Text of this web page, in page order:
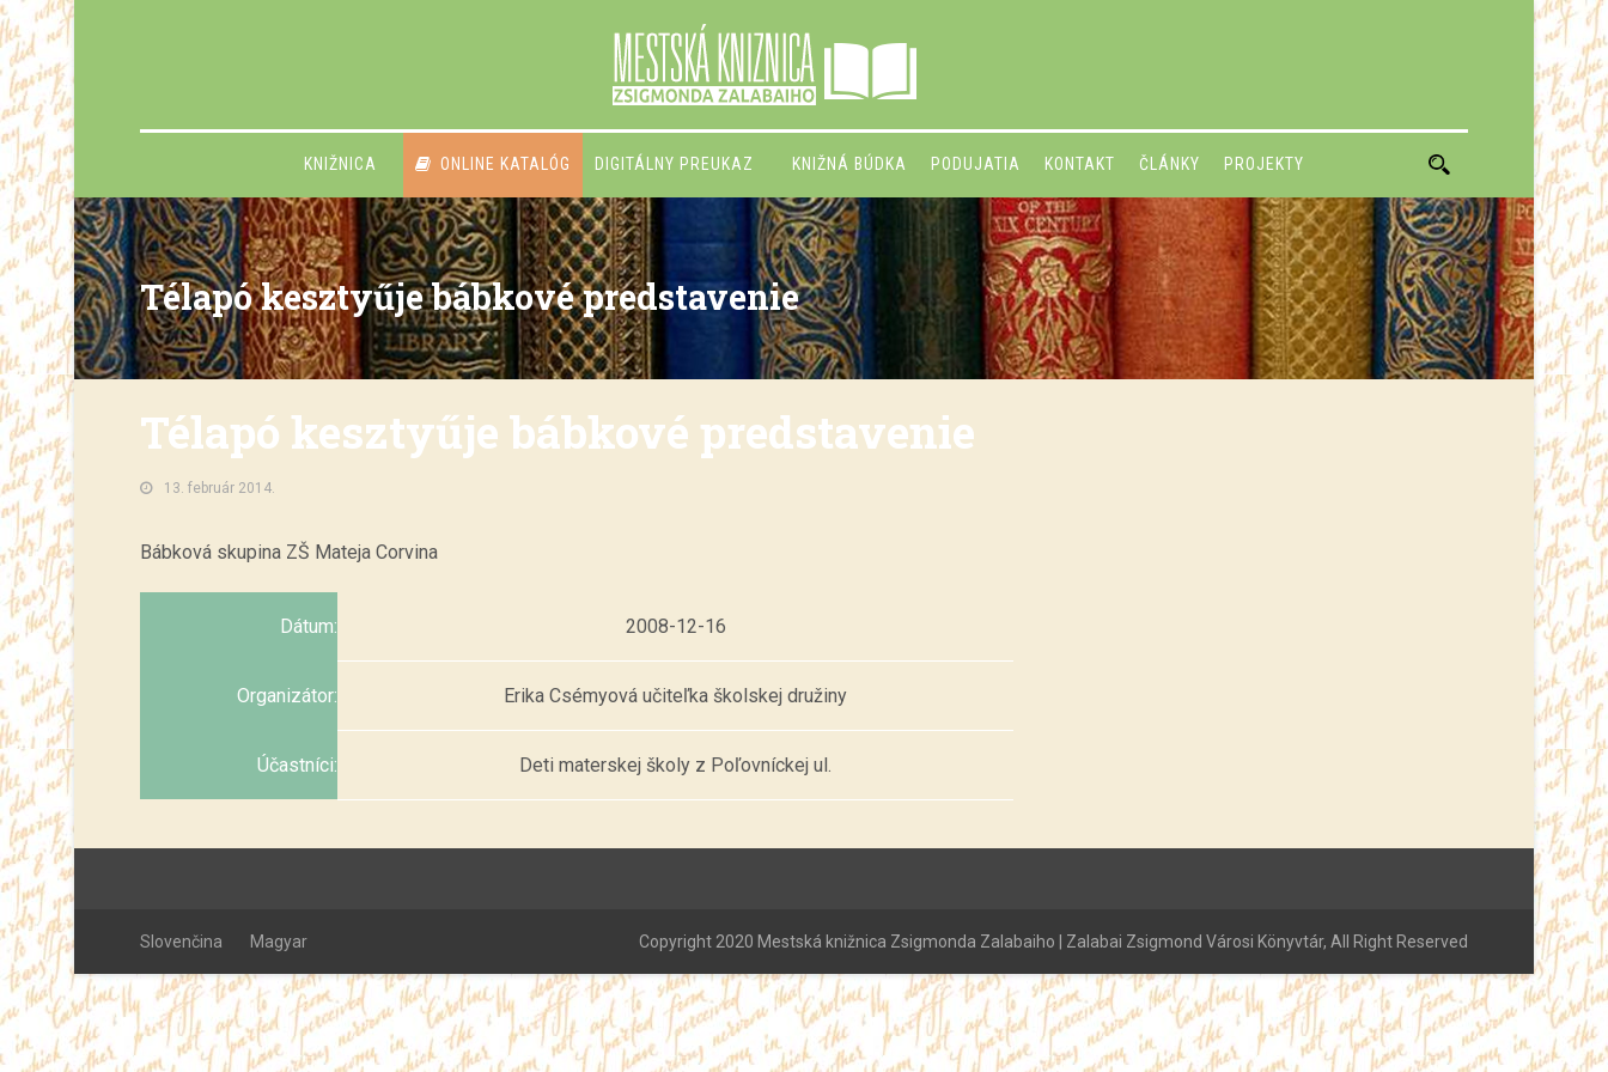
KNIŽNICA ONLINE KATALÓG DIGITÁLNY PREUKAZ KNIŽNÁ BÚDKA PODUJATIA KONTAKT ČLÁNKY PROJEKTY
Télapó kesztyűje bábkové predstavenie
Télapó kesztyűje bábkové predstavenie
13. február 2014.
Bábková skupina ZŠ Mateja Corvina
Dátum: 2008-12-16
Organizátor: Erika Csémyová učiteľka školskej družiny
Účastníci: Deti materskej školy z Poľovníckej ul.
Slovenčina Magyar Copyright 2020 Mestská knižnica Zsigmonda Zalabaiho | Zalabai Zsigmond Városi Könyvtár, All Right Reserved